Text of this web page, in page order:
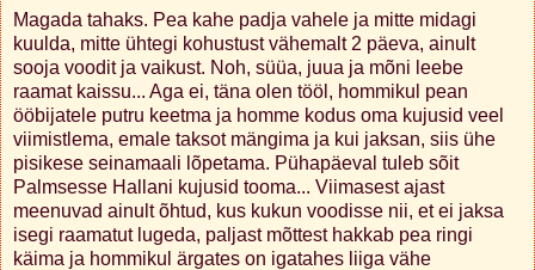
Magada tahaks. Pea kahe padja vahele ja mitte midagi
kuulda, mitte ühtegi kohustust vähemalt 2 päeva, ainult
sooja voodit ja vaikust. Noh, süüa, juua ja mõni leebe
raamat kaissu... Aga ei, täna olen tööl, hommikul pean
ööbijatele putru keetma ja homme kodus oma kujusid veel
viimistlema, emale taksot mängima ja kui jaksan, siis ühe
pisikese seinamaali lõpetama. Pühapäeval tuleb sõit
Palmsesse Hallani kujusid tooma... Viimasest ajast
meenuvad ainult õhtud, kus kukun voodisse nii, et ei jaksa
isegi raamatut lugeda, paljast mõttest hakkab pea ringi
käima ja hommikul ärgates on igatahes liiga vähe